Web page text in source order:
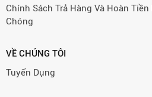
Chính Sách Trả Hàng Và Hoàn
Chóng
VỀ CHÚNG TÔI
Tuyển Dụng